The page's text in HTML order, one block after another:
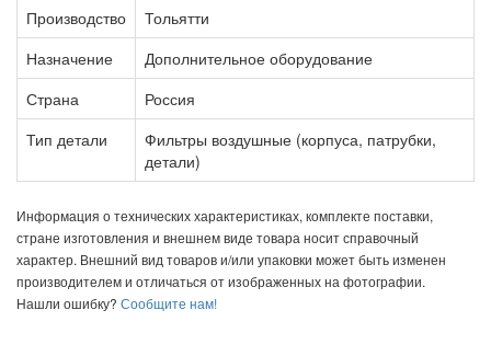
Производство
Тольятти
Назначение
Дополнительное оборудование
Страна
Россия
Тип детали
Фильтры воздушные (корпуса, патрубки,
детали)
Информация о технических характеристиках, комплекте поставки,
стране изготовления и внешнем виде товара носит справочный
характер. Внешний вид товаров и/или упаковки может быть изменен
производителем и отличаться от изображенных на фотографии.
Нашли ошибку? Сообщите нам!